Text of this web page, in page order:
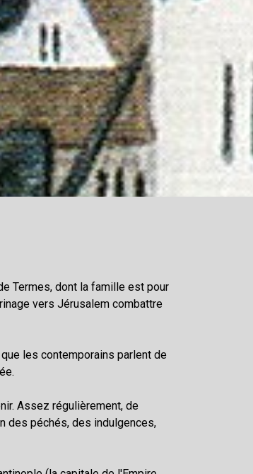
Termes, dont la famille est pour
vers Jérusalem combattre
les contemporains parlent de
Assez régulièrement, de
des péchés, des indulgences,